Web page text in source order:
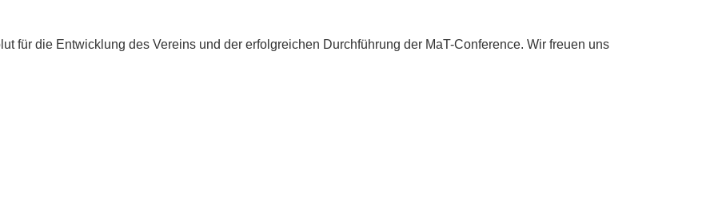
für die Entwicklung des Vereins und der erfolgreichen Durchführung der MaT-Conference. Wir freuen uns